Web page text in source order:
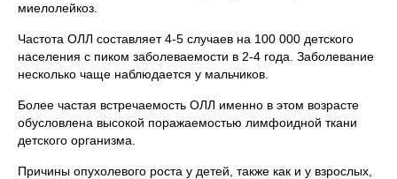
миелолейкоз.
Частота ОЛЛ составляет 4-5 случаев на 100 000 детского
населения с пиком заболеваемости в 2-4 года. Заболевание
несколько чаще наблюдается у мальчиков.
Более частая встречаемость ОЛЛ именно в этом возрасте
обусловлена высокой поражаемостью лимфоидной ткани
детского организма.
Причины опухолевого роста у детей, также как и у взрослых,